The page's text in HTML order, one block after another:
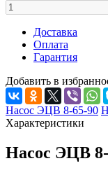
Доставка
Оплата
Гарантия
Добавить в
Насос ЭЦВ 8-65-90
Характеристики
Насос ЭЦВ 8-